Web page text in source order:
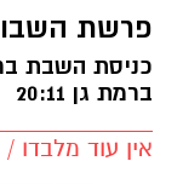
פרשת
ברמת גן 20:11
אין עוד מלבדו / 17:11 07.08.26